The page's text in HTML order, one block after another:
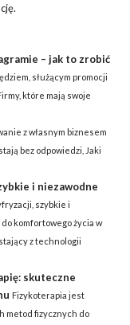
– jak to zrobić
służącym promocji
które mają swoje
z własnym biznesem
bez odpowiedzi, Jaki
i niezawodne
szybkie i
komfortowego życia w
z technologii
skuteczne
Fizykoterapia jest
metod fizycznych do